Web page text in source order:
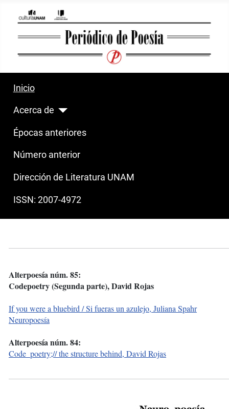
Inicio
Acerca de
Épocas anteriores
Número anterior
Dirección de Literatura UNAM
ISSN: 2007-4972
Alterpoesía núm. 85:
Codepoetry (Segunda parte), David Rojas
If you were a bluebird / Si fueras un azulejo, Juliana Spahr
Neuropoesía
Alterpoesía núm. 84:
Code_poetry;// the structure behind, David Rojas